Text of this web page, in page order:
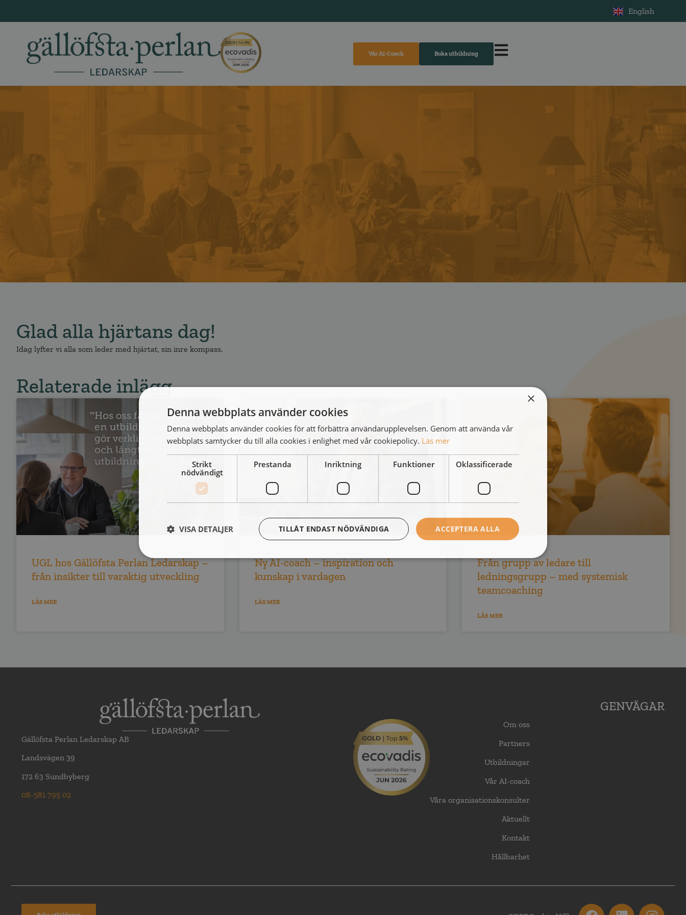
English
Vår AI-Coach Boka utbildning
Glad alla hjärtans dag!
Idag lyfter vi alla som leder med hjärtat, sin inre kompass.
Relaterade inlägg
UGL hos Gällöfsta Perlan Ledarskap –
från insikter till varaktig utveckling
LÄS MER
Ny AI-coach – inspiration och
kunskap i vardagen
LÄS MER
Från grupp av ledare till
ledningsgrupp – med systemisk
teamcoaching
LÄS MER
Gällöfsta Perlan Ledarskap AB
Landsvägen 39
172 63 Sundbyberg
08-581 795 02
GENVÄGAR
Om oss
Partners
Utbildningar
Vår AI-coach
Våra organisationskonsulter
Aktuellt
Kontakt
Hållbarhet
×
Denna webbplats använder cookies
Denna webbplats använder cookies för att förbättra användarupplevelsen. Genom att använda vår
webbplats samtycker du till alla cookies i enlighet med vår cookiepolicy. Läs mer
Strikt
nödvändigt
Prestanda Inriktning Funktioner Oklassificerade
ACCEPTERA ALLA
TILLÅT ENDAST NÖDVÄNDIGA
VISA DETALJER